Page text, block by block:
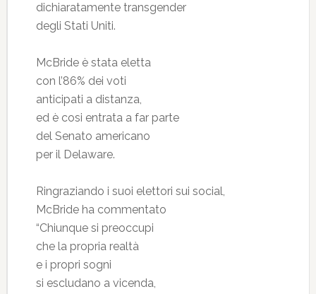
dichiaratamente transgender
degli Stati Uniti.
McBride è stata eletta
con l’86% dei voti
anticipati a distanza,
ed è cosi entrata a far parte
del Senato americano
per il Delaware.
Ringraziando i suoi elettori sui social,
McBride ha commentato
“Chiunque si preoccupi
che la propria realtà
e i propri sogni
si escludano a vicenda,